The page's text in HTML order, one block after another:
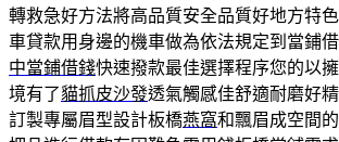
轉救急好方法將高品質安全品質好地方特色
車貸款用身邊的機車做為依法規定到當鋪
中當鋪借錢快速撥款最佳選擇程序您的以
境有了貓抓皮沙發透氣觸感佳舒適耐磨好
訂製專屬眉型設計板橋燕窩和飄眉成空間